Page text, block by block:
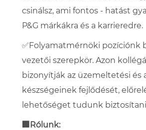
csinálsz, ami fontos - hatást
P&G márkákra és a karrieredre.
✅Folyamatmérnöki pozíciónk
vezetői szerepkör. Azon
bizonyítják az üzemeltetési és
készségeinek fejlődését,
lehetőséget tudunk
🏢Rólunk: